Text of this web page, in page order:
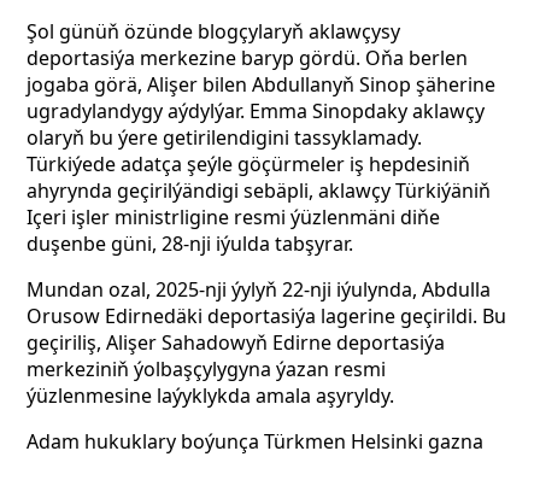
Şol günüň özünde blogçylaryň aklawçysy
deportasiýa merkezine baryp gördü. Oňa berlen
jogaba görä, Alişer bilen Abdullanyň Sinop şäherine
ugradylandygy aýdylýar. Emma Sinopdaky aklawçy
olaryň bu ýere getirilendigini tassyklamady.
Türkiýede adatça şeýle göçürmeler iş hepdesiniň
ahyrynda geçirilýändigi sebäpli, aklawçy Türkiýäniň
Içeri işler ministrligine resmi ýüzlenmäni diňe
duşenbe güni, 28-nji iýulda tabşyrar.
Mundan ozal, 2025-nji ýylyň 22-nji iýulynda, Abdulla
Orusow Edirnedäki deportasiýa lagerine geçirildi. Bu
geçiriliş, Alişer Sahadowyň Edirne deportasiýa
merkeziniň ýolbaşçylygyna ýazan resmi
ýüzlenmesine laýyklykda amala aşyryldy.
Adam hukuklary boýunça Türkmen Helsinki gazna